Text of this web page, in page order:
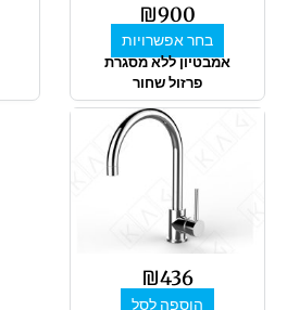
₪900
בחר אפשרויות
את
האפשרויות
בעמוד
אמבטיון ללא מסגרת
פרזול שחור
₪436
הוספה לסל